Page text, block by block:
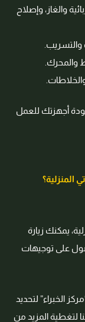
والغاز، وإصلاح
والمحرك.
أجهزتك للعمل
المنزلية؟
يمكنك زيارة
على توجيهات
الخبراء” لتحديد
لتغطية المزيد من